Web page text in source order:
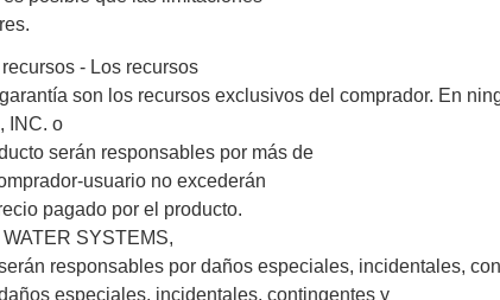
- Los recursos
son los recursos exclusivos del comprador. En
INC. o
serán responsables por más de
usuario no excederán
pagado por el producto.
SYSTEMS,
responsables por daños especiales, incidentales,
especiales, incidentales, contingentes y